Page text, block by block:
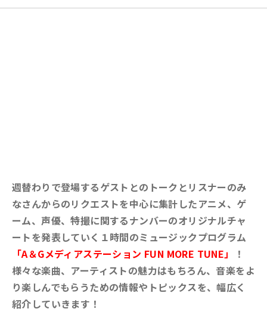
週替わりで登場するゲストとのトークとリスナーのみ
なさんからのリクエストを中心に集計したアニメ、ゲ
ーム、声優、特撮に関するナンバーのオリジナルチャ
ートを発表していく１時間のミュージックプログラム
「A＆Gメディアステーション FUN MORE TUNE」
！
様々な楽曲、アーティストの魅力はもちろん、音楽をよ
り楽しんでもらうための情報やトピックスを、幅広く
紹介していきます！